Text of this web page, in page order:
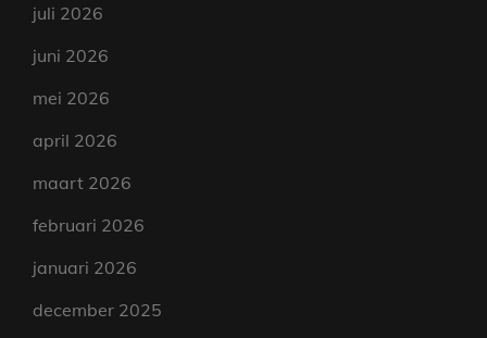
juli 2026
juni 2026
mei 2026
april 2026
maart 2026
februari 2026
januari 2026
december 2025